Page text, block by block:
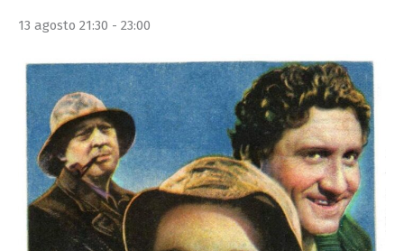
13 agosto 21:30 - 23:00